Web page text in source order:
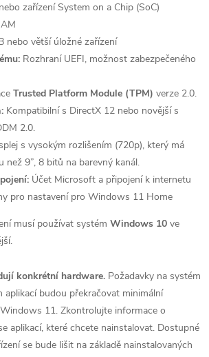
nebo zařízení System on a Chip (SoC)
nebo větší úložné zařízení
Rozhraní UEFI, možnost zabezpečeného
Trusted Platform Module (TPM) verze 2.0.
Kompatibilní s DirectX 12 nebo novější s
2.0.
s vysokým rozlišením (720p), který má
než 9”, 8 bitů na barevný kanál.
Účet Microsoft a připojení k internetu
pro nastavení pro Windows 11 Home
musí používat systém Windows 10 ve
konkrétní hardware. Požadavky na systém
aplikací budou překračovat minimální
11. Zkontrolujte informace o
aplikací, které chcete nainstalovat. Dostupné
se bude lišit na základě nainstalovaných